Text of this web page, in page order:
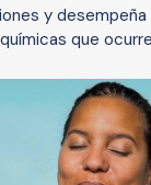
y desempeña
que